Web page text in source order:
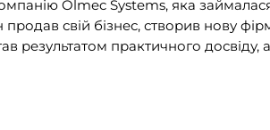
(1)
Olmec Systems, яка
свій бізнес, створив нову
результатом практичного